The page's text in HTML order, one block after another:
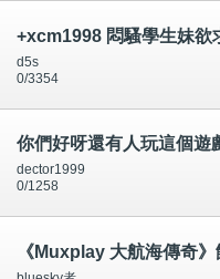
d5s
0/3354
你們好呀還有人玩這個遊
dector1999
0/1258
《Muxplay 大航海傳奇